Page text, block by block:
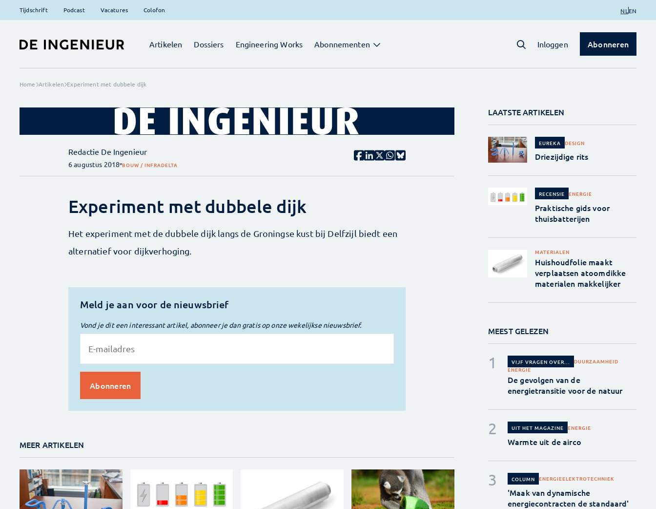
Tijdschrift Podcast Vacatures Colofon NL EN
Artikelen Dossiers Engineering Works Abonnementen Inloggen Abonneren
Home Artikelen Experiment met dubbele dijk
Redactie De Ingenieur
6 augustus 2018 BOUW / INFRADELTA
Experiment met dubbele dijk
Het experiment met de dubbele dijk langs de Groningse kust bij Delfzijl biedt een
alternatief voor dijkverhoging.
Meld je aan voor de nieuwsbrief
Vond je dit een interessant artikel, abonneer je dan gratis op onze wekelijkse nieuwsbrief.
MEER ARTIKELEN
LAATSTE ARTIKELEN
EUREKA DESIGN
Driezijdige rits
RECENSIE ENERGIE
Praktische gids voor
thuisbatterijen
MATERIALEN
Huishoudfolie maakt
verplaatsen atoomdikke
materialen makkelijker
MEEST GELEZEN
VIJF VRAGEN OVER...
DUURZAAMHEID
ENERGIE
De gevolgen van de
energietransitie voor de natuur
UIT HET MAGAZINE ENERGIE
Warmte uit de airco
COLUMN ENERGIEELEKTROTECHNIEK
'Maak van dynamische
energiecontracten de standaard'